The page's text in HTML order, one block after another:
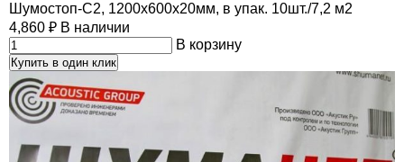
Шумостоп-С2, 1200х600х20мм, в упак. 10шт./7,2 м2
4,860 ₽ В наличии
В корзину
Купить в один клик